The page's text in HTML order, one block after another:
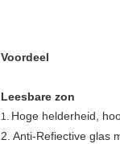
Voordeel
Leesbare zon
1. Hoge helderheid,
2. Anti-Refiective glas